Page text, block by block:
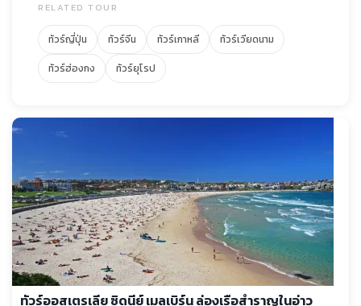
RELATED TOUR
ทัวร์ญี่ปุ่น ทัวร์จีน ทัวร์เกาหลี
ทัวร์เวียดนาม
ทัวร์ฮ่องกง
ทัวร์ยุโรป
ทัวร์ออสเตรเลีย ซิดนีย์ เมลเบิร์น ล่องเรือสำราญในอ่าว